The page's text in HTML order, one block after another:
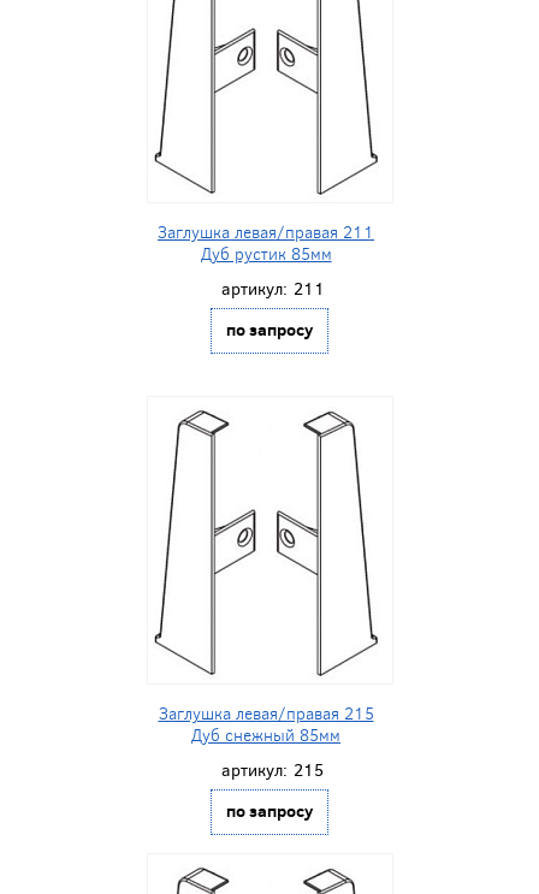
Заглушка левая/правая 211
Дуб рустик 85мм
артикул: 211
по запросу
Заглушка левая/правая 215
Дуб снежный 85мм
артикул: 215
по запросу